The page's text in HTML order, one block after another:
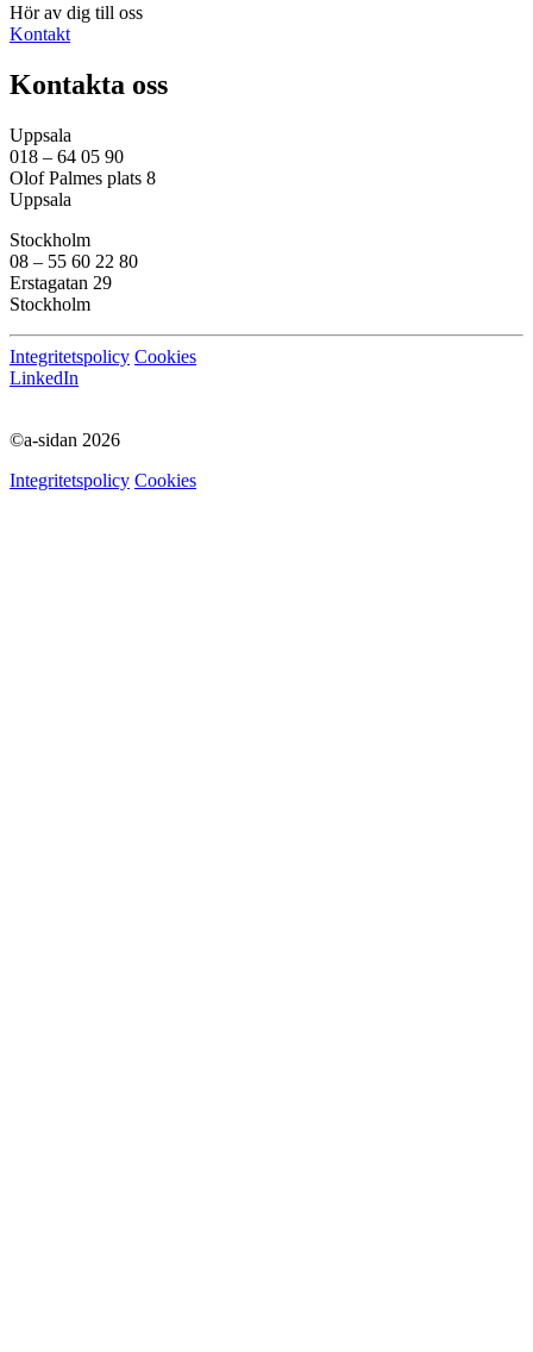
Hör av dig till oss
Kontakt
Kontakta oss
Uppsala
018 – 64 05 90
Olof Palmes plats 8
Uppsala
Stockholm
08 – 55 60 22 80
Erstagatan 29
Stockholm
Integritetspolicy Cookies
LinkedIn
©a-sidan 2026
Integritetspolicy Cookies